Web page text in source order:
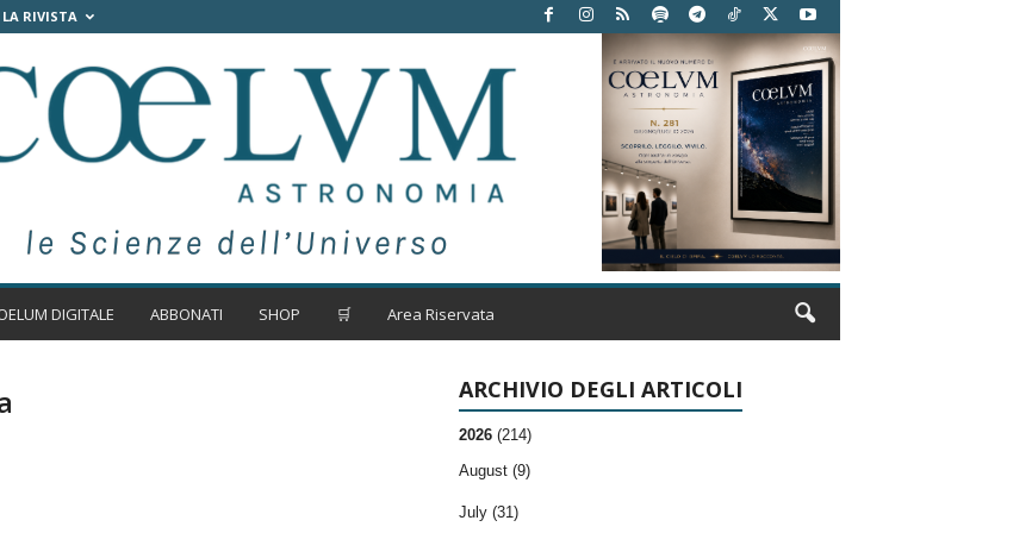
LA RIVISTA
DIGITALE ABBONATI SHOP 🛒 Area Riservata
ARCHIVIO DEGLI ARTICOLI
2026 (214)
August (9)
July (31)